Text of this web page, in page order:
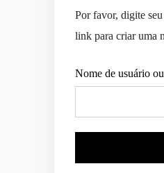
Por favor, digite
link para criar uma
Nome de usuário